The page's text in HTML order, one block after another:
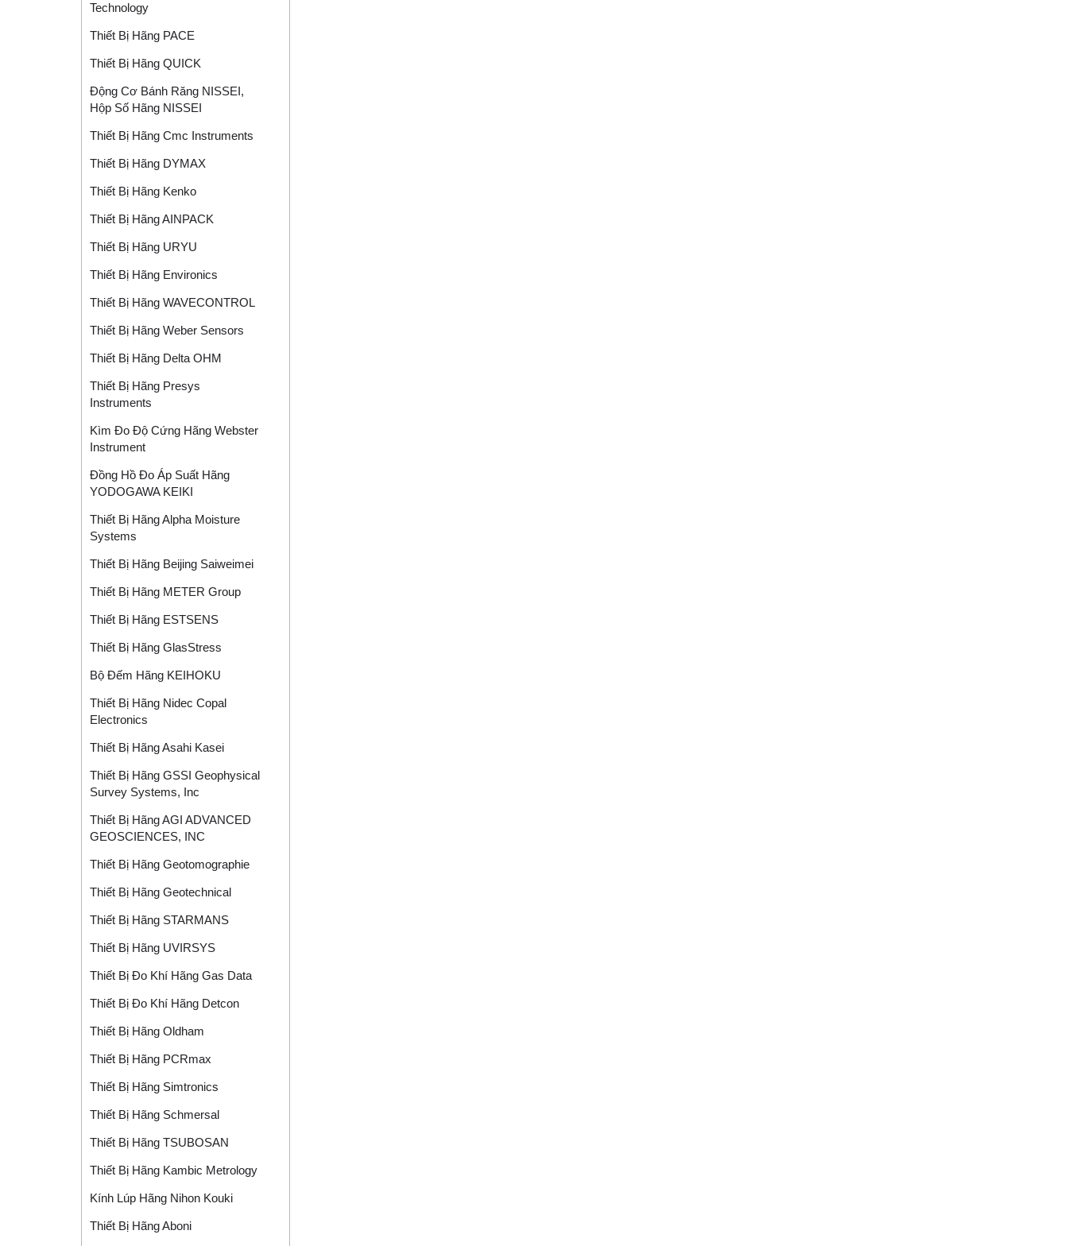
Technology
Thiết Bị Hãng PACE
Thiết Bị Hãng QUICK
Động Cơ Bánh Răng NISSEI,
Hộp Số Hãng NISSEI
Thiết Bị Hãng Cmc Instruments
Thiết Bị Hãng DYMAX
Thiết Bị Hãng Kenko
Thiết Bị Hãng AINPACK
Thiết Bị Hãng URYU
Thiết Bị Hãng Environics
Thiết Bị Hãng WAVECONTROL
Thiết Bị Hãng Weber Sensors
Thiết Bị Hãng Delta OHM
Thiết Bị Hãng Presys
Instruments
Kìm Đo Độ Cứng Hãng Webster
Instrument
Đồng Hồ Đo Áp Suất Hãng
YODOGAWA KEIKI
Thiết Bị Hãng Alpha Moisture
Systems
Thiết Bị Hãng Beijing Saiweimei
Thiết Bị Hãng METER Group
Thiết Bị Hãng ESTSENS
Thiết Bị Hãng GlasStress
Bộ Đếm Hãng KEIHOKU
Thiết Bị Hãng Nidec Copal
Electronics
Thiết Bị Hãng Asahi Kasei
Thiết Bị Hãng GSSI Geophysical
Survey Systems, Inc
Thiết Bị Hãng AGI ADVANCED
GEOSCIENCES, INC
Thiết Bị Hãng Geotomographie
Thiết Bị Hãng Geotechnical
Thiết Bị Hãng STARMANS
Thiết Bị Hãng UVIRSYS
Thiết Bị Đo Khí Hãng Gas Data
Thiết Bị Đo Khí Hãng Detcon
Thiết Bị Hãng Oldham
Thiết Bị Hãng PCRmax
Thiết Bị Hãng Simtronics
Thiết Bị Hãng Schmersal
Thiết Bị Hãng TSUBOSAN
Thiết Bị Hãng Kambic Metrology
Kính Lúp Hãng Nihon Kouki
Thiết Bị Hãng Aboni